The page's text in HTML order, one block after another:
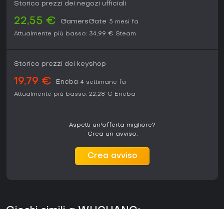
Storico prezzi dei negozi ufficiali
22,55 € GamersGate 5 mesi fa
Attualmente più basso: 34,99 € Steam
Storico prezzi dei keyshop
19,79 € Eneba 4 settimane fa
Attualmente più basso: 22,28 € Eneba
Aspetti un'offerta migliore?
Crea un avviso.
Crea avviso